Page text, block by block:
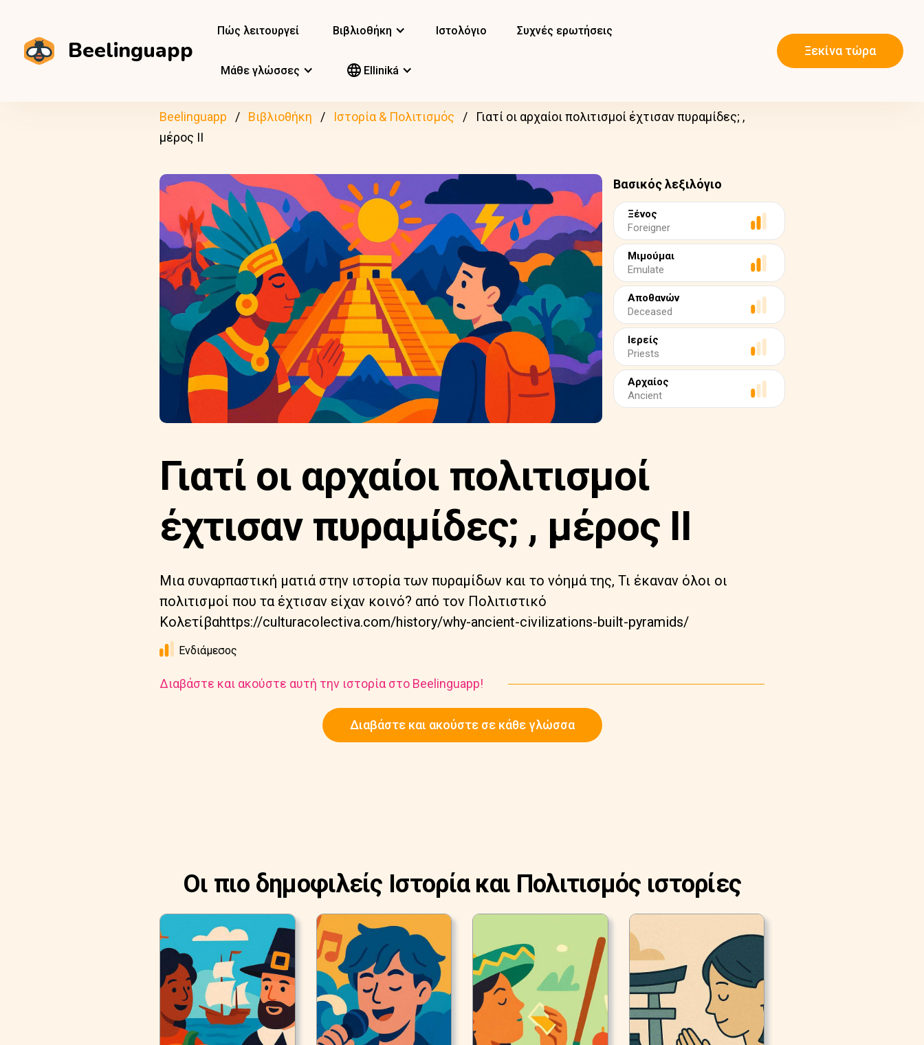
Beelinguapp
Πώς λειτουργεί Βιβλιοθήκη Ιστολόγιο Συχνές ερωτήσεις
Μάθε γλώσσες Elliniká
Ξεκίνα τώρα
Beelinguapp Βιβλιοθήκη Ιστορία & Πολιτισμός
Γιατί οι αρχαίοι πολιτισμοί έχτισαν πυραμίδες; ,
μέρος II
Βασικός λεξιλόγιο
Ξένος
Foreigner
Μιμούμαι
Emulate
Αποθανών
Deceased
Ιερείς
Priests
Αρχαίος
Ancient
Γιατί οι αρχαίοι πολιτισμοί
έχτισαν πυραμίδες; , μέρος II
Μια συναρπαστική ματιά στην ιστορία των πυραμίδων και το νόημά της, Τι έκαναν όλοι οι
πολιτισμοί που τα έχτισαν είχαν κοινό? από τον Πολιτιστικό
Κολετίβαhttps://culturacolectiva.com/history/why-ancient-civilizations-built-pyramids/
Ενδιάμεσος
Διαβάστε και ακούστε αυτή την ιστορία στο Beelinguapp!
Διαβάστε και ακούστε σε κάθε γλώσσα
Οι πιο δημοφιλείς Ιστορία και Πολιτισμός ιστορίες